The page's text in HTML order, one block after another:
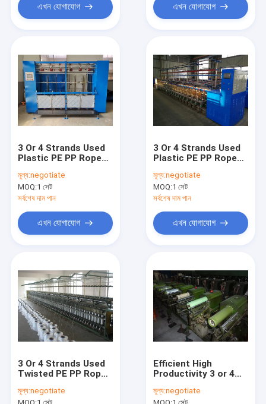
এখন যোগাযোগ এখন যোগাযোগ
3 Or 4 Strands Used
Plastic PE PP Rope
Reliable Operation
Rope Production
মূল্য:negotiate
MOQ:1 সেট
সর্বশেষ দাম পান
এখন যোগাযোগ
3 Or 4 Strands Used
Plastic PE PP Rope
High Strength Rope
Production
মূল্য:negotiate
MOQ:1 সেট
সর্বশেষ দাম পান
এখন যোগাযোগ
3 Or 4 Strands Used
Twisted PE PP Rope
Durable Rope
মূল্য:negotiate
Efficient High
Productivity 3 or 4
PP Rope Twisting
মূল্য:negotiate